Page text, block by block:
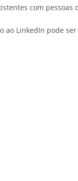
com pessoas
ao LinkedIn pode